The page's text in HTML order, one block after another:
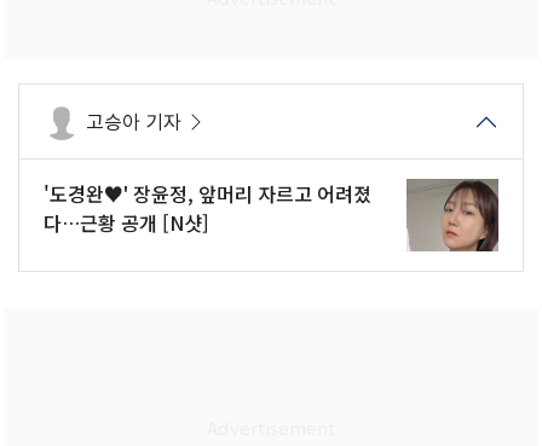
고승아 기자
'도경완♥' 장윤정, 앞머리 자르고 어려졌
다…근황 공개 [N샷]